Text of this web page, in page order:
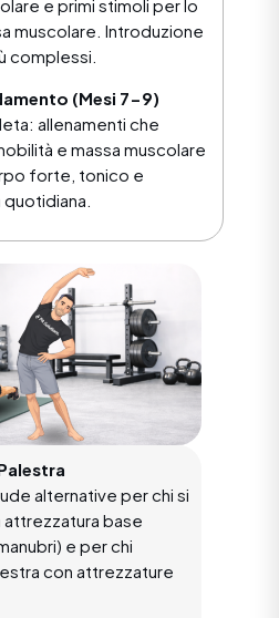
e primi stimoli per lo
muscolare. Introduzione
complessi.
(Mesi 7-9)
allenamenti che
e massa muscolare
forte, tonico e
alternative per chi si
attrezzatura base
e per chi
con attrezzature